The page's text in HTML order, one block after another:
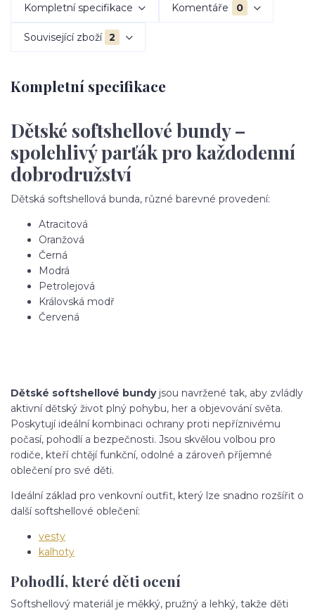
Kompletní specifikace Komentáře 0
Související zboží 2
Kompletní specifikace
Dětské softshellové bundy –
spolehlivý parťák pro každodenní
dobrodružství
Dětská softshellová bunda, různé barevné provedení:
Atracitová
Oranžová
Černá
Modrá
Petrolejová
Královská modř
Červená
Dětské softshellové bundyjsou navržené tak, aby zvládly
aktivní dětský život plný pohybu, her a objevování světa.
Poskytují ideální kombinaci ochrany proti nepříznivému
počasí, pohodlí a bezpečnosti. Jsou skvělou volbou pro
rodiče, kteří chtějí funkční, odolné a zároveň příjemné
oblečení pro své děti.
Ideální základ pro venkovní outfit, který lze snadno rozšířit o
další softshellové oblečení:
vesty
kalhoty
Pohodlí, které děti ocení
Softshellový materiál je měkký, pružný a lehký, takže děti